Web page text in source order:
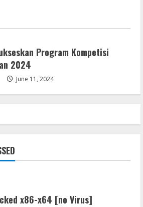
[x86-x64] Reddit
August 7, 2026
Program Kompetisi
2024
June 11, 2024
x86-x64 [no Virus]